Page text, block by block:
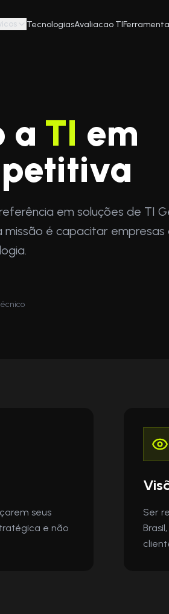
TecnologiasAvaliacao TI
a TI em
em soluções de TI
é capacitar
seus
e não
Ser